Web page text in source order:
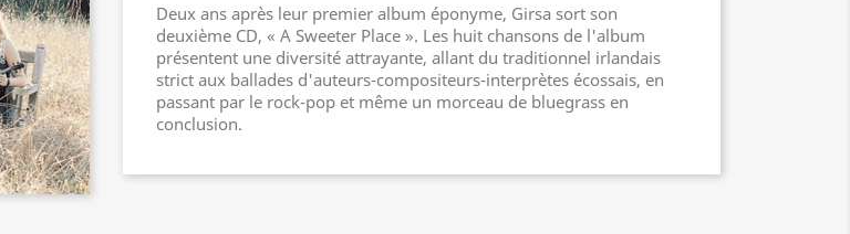
Deux ans après leur premier album éponyme, Girsa sort son
deuxième CD, « A Sweeter Place ». Les huit chansons de l'album
présentent une diversité attrayante, allant du traditionnel irlandais
strict aux ballades d'auteurs-compositeurs-interprètes écossais, en
passant par le rock-pop et même un morceau de bluegrass en
conclusion.